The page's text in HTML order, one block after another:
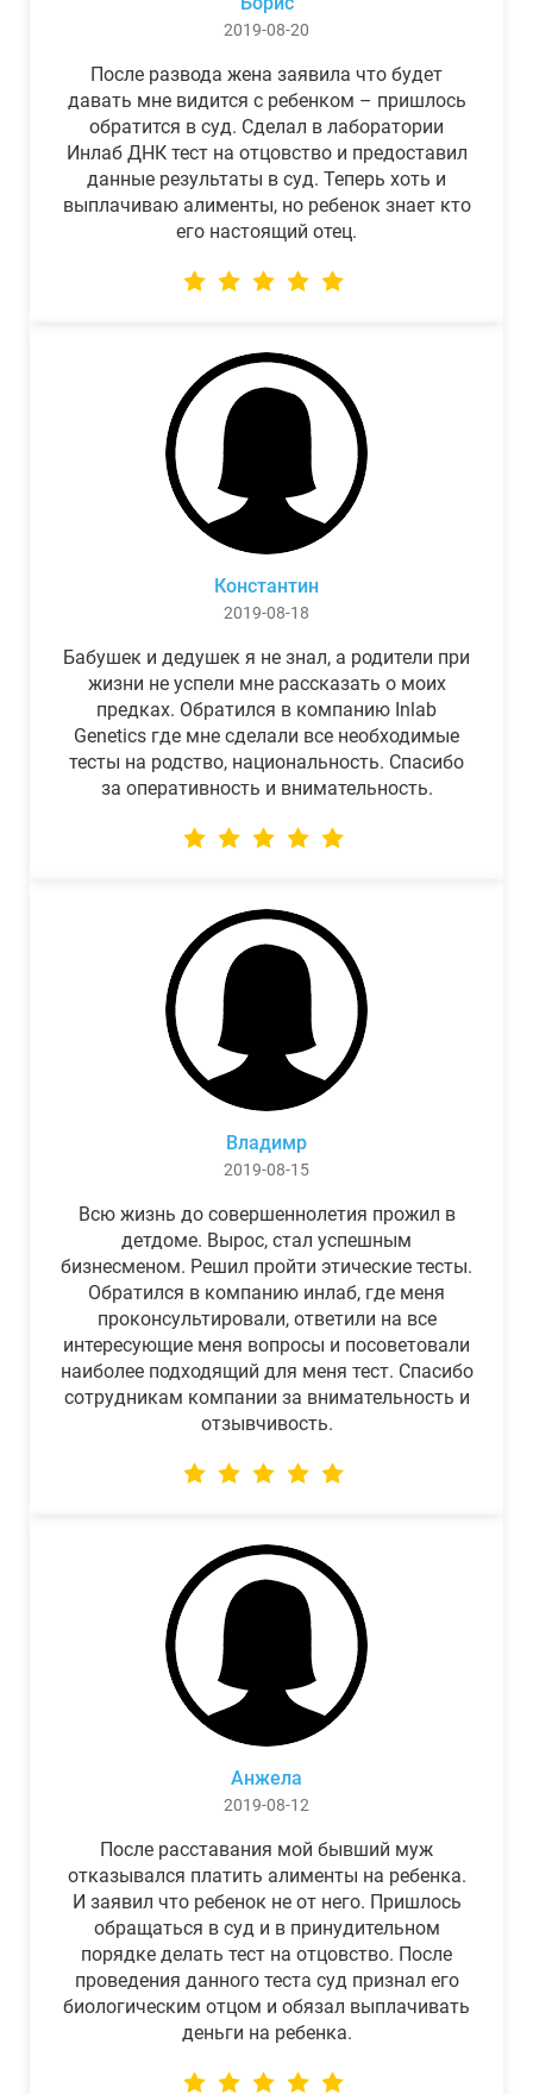
2019-08-20
После развода жена заявила что будет
давать мне видится с ребенком – пришлось
обратится в суд. Сделал в лаборатории
Инлаб ДНК тест на отцовство и предоставил
данные результаты в суд. Теперь хоть и
выплачиваю алименты, но ребенок знает кто
его настоящий отец.
Константин
2019-08-18
Бабушек и дедушек я не знал, а родители при
жизни не успели мне рассказать о моих
предках. Обратился в компанию Inlab
Genetics где мне сделали все необходимые
тесты на родство, национальность. Спасибо
за оперативность и внимательность.
Владимр
2019-08-15
Всю жизнь до совершеннолетия прожил в
детдоме. Вырос, стал успешным
бизнесменом. Решил пройти этические тесты.
Обратился в компанию инлаб, где меня
проконсультировали, ответили на все
интересующие меня вопросы и посоветовали
наиболее подходящий для меня тест. Спасибо
сотрудникам компании за внимательность и
отзывчивость.
Анжела
2019-08-12
После расставания мой бывший муж
отказывался платить алименты на ребенка.
И заявил что ребенок не от него. Пришлось
обращаться в суд и в принудительном
порядке делать тест на отцовство. После
проведения данного теста суд признал его
биологическим отцом и обязал выплачивать
деньги на ребенка.